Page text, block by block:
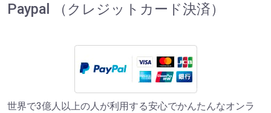
Paypal （クレジットカード決済）
世界で3億人以上の人が利用する安心でかんたんなオンラ